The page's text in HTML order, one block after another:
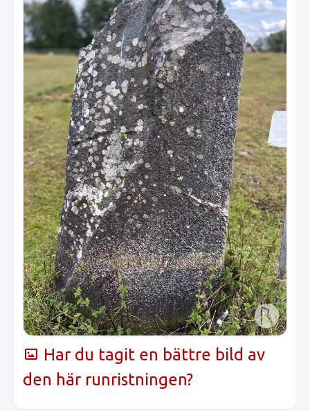
Har du tagit en bättre bild av
den här runristningen?